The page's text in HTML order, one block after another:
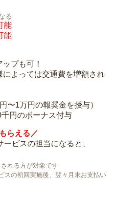
る
能
能
プも可！
よっては交通費を増額され
〜1万円の報奨金を授与）
円のボーナス付与
らえる／
ビスの担当になると、
れる方が対象です
スの初回実施後、翌々月末お支払い